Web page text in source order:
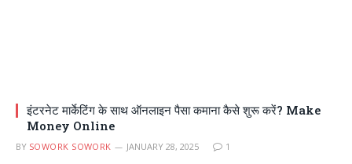
इंटरनेट मार्केटिंग के साथ ऑनलाइन पैसा कमाना कैसे शुरू करें? Make
Money Online
BY SOWORK SOWORK JANUARY 28, 2025 1